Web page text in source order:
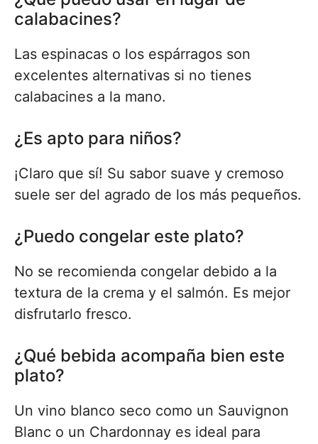
calabacines?
Las espinacas o los espárragos son
excelentes alternativas si no tienes
calabacines a la mano.
¿Es apto para niños?
¡Claro que sí! Su sabor suave y cremoso
suele ser del agrado de los más pequeños.
¿Puedo congelar este plato?
No se recomienda congelar debido a la
textura de la crema y el salmón. Es mejor
disfrutarlo fresco.
¿Qué bebida acompaña bien este
plato?
Un vino blanco seco como un Sauvignon
Blanc o un Chardonnay es ideal para